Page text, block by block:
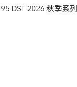
DST 2026 秋季系列